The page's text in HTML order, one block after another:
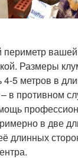
Размеры
5 метров в
в противном
в две
длинных